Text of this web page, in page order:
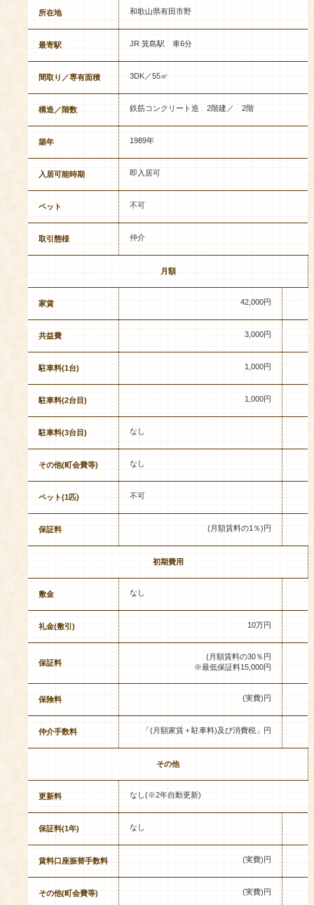
所在地 和歌山県有田市野
最寄駅 JR 箕島駅 車6分
間取り／専有面積 3DK／55㎡
構造／階数 鉄筋コンクリート造 2階建／ 2階
築年 1989年
入居可能時期 即入居可
ペット 不可
取引態様 仲介
月額
家賃 42,000円
共益費 3,000円
駐車料(1台) 1,000円
駐車料(2台目) 1,000円
駐車料(3台目) なし
その他(町会費等) なし
ペット(1匹) 不可
保証料 (月額賃料の1％)円
初期費用
敷金 なし
礼金(敷引) 10万円
保証料
(月額賃料の30％円
※最低保証料15,000円
保険料 (実費)円
仲介手数料 「(月額家賃＋駐車料)及び消費税」円
その他
更新料 なし(※2年自動更新)
保証料(1年) なし
賃料口座振替手数料 (実費)円
その他(町会費等) (実費)円